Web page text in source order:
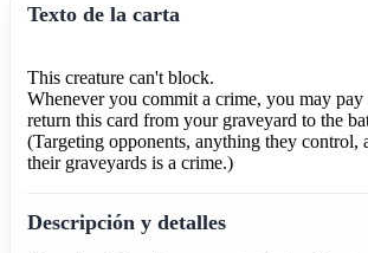
Texto de la carta
This creature can't block.
Whenever you commit a crime, you may
return this card from your graveyard to the
(Targeting opponents, anything they control,
their graveyards is a crime.)
Descripción y detalles